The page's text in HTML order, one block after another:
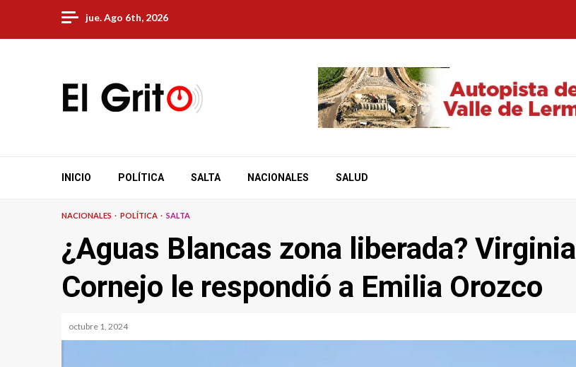
content
jue. Ago 6th, 2026
INICIO POLÍTICA SALTA NACIONALES SALUD
NACIONALES POLÍTICA SALTA
¿Aguas Blancas zona liberada? Virginia
Cornejo le respondió a Emilia Orozco
octubre 1, 2024